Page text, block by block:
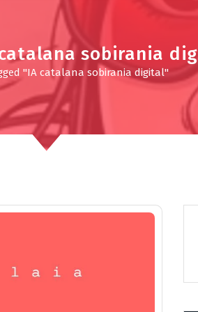
catalana sobirania
"IA catalana sobirania digital"